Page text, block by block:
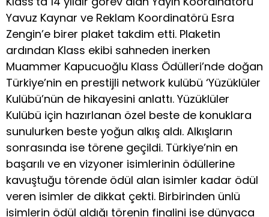
Yavuz Kaynar ve Reklam Koordinatörü Esra
Zengin’e birer plaket takdim etti. Plaketin
ardından Klass ekibi sahneden inerken
Muammer Kapucuoğlu Klass Ödülleri’nde doğan
Türkiye’nin en prestijli network kulübü ‘Yüzüklüler
Kulübü’nün de hikayesini anlattı. Yüzüklüler
Kulübü için hazırlanan özel beste de konuklara
sunulurken beste yoğun alkış aldı. Alkışların
sonrasında ise törene geçildi. Türkiye’nin en
başarılı ve en vizyoner isimlerinin ödüllerine
kavuştuğu törende ödül alan isimler kadar ödül
veren isimler de dikkat çekti. Birbirinden ünlü
isimlerin ödül aldığı törenin finalini ise dünyaca